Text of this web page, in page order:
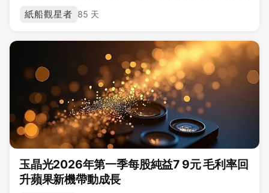
紙船觀星者 85 天
玉晶光2026年第一季每股純益7 9元 毛利率回
升蘋果新機帶動成長